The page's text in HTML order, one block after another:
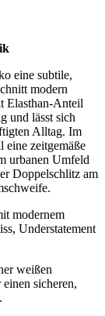
eine subtile,
modern
Elasthan-Anteil
und lässt sich
Alltag. Im
eine zeitgemäße
urbanen Umfeld
Doppelschlitz am
modernem
Understatement
weißen
sicheren,